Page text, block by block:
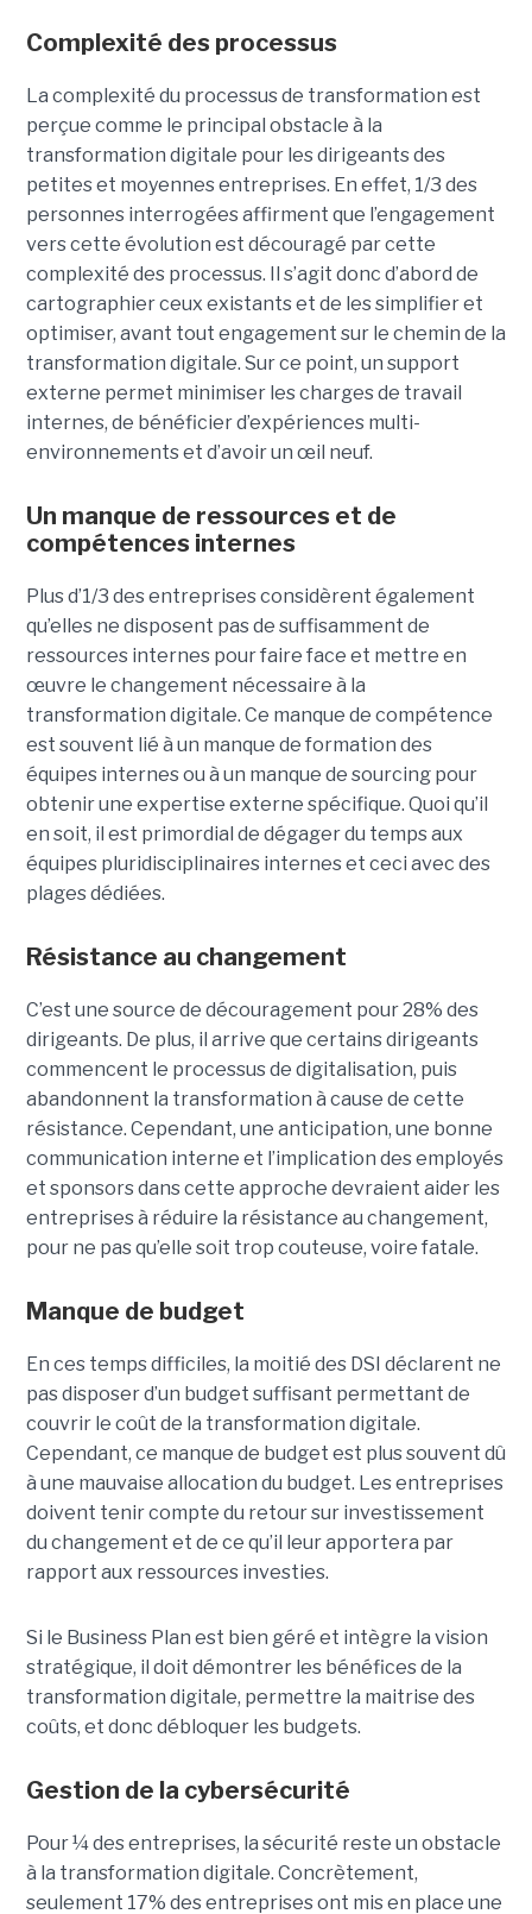
Complexité des processus
La complexité du processus de transformation est
perçue comme le principal obstacle à la
transformation digitale pour les dirigeants des
petites et moyennes entreprises. En effet, 1/3 des
personnes interrogées affirment que l’engagement
vers cette évolution est découragé par cette
complexité des processus. Il s’agit donc d’abord de
cartographier ceux existants et de les simplifier et
optimiser, avant tout engagement sur le chemin de la
transformation digitale. Sur ce point, un support
externe permet minimiser les charges de travail
internes, de bénéficier d’expériences multi-
environnements et d’avoir un œil neuf.
Un manque de ressources et de
compétences internes
Plus d’1/3 des entreprises considèrent également
qu’elles ne disposent pas de suffisamment de
ressources internes pour faire face et mettre en
œuvre le changement nécessaire à la
transformation digitale. Ce manque de compétence
est souvent lié à un manque de formation des
équipes internes ou à un manque de sourcing pour
obtenir une expertise externe spécifique. Quoi qu’il
en soit, il est primordial de dégager du temps aux
équipes pluridisciplinaires internes et ceci avec des
plages dédiées.
Résistance au changement
C’est une source de découragement pour 28% des
dirigeants. De plus, il arrive que certains dirigeants
commencent le processus de digitalisation, puis
abandonnent la transformation à cause de cette
résistance. Cependant, une anticipation, une bonne
communication interne et l’implication des employés
et sponsors dans cette approche devraient aider les
entreprises à réduire la résistance au changement,
pour ne pas qu’elle soit trop couteuse, voire fatale.
Manque de budget
En ces temps difficiles, la moitié des DSI déclarent ne
pas disposer d’un budget suffisant permettant de
couvrir le coût de la transformation digitale.
Cependant, ce manque de budget est plus souvent dû
à une mauvaise allocation du budget. Les entreprises
doivent tenir compte du retour sur investissement
du changement et de ce qu’il leur apportera par
rapport aux ressources investies.
Si le Business Plan est bien géré et intègre la vision
stratégique, il doit démontrer les bénéfices de la
transformation digitale, permettre la maitrise des
coûts, et donc débloquer les budgets.
Gestion de la cybersécurité
Pour ¼ des entreprises, la sécurité reste un obstacle
à la transformation digitale. Concrètement,
seulement 17% des entreprises ont mis en place une